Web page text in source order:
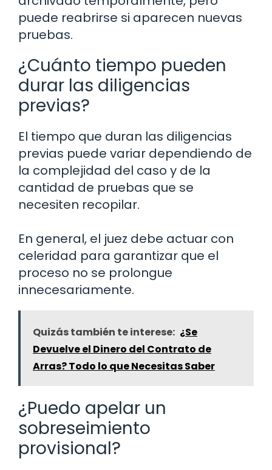
puede reabrirse si aparecen nuevas
pruebas.
¿Cuánto tiempo pueden
durar las diligencias
previas?
El tiempo que duran las diligencias
previas puede variar dependiendo de
la complejidad del caso y de la
cantidad de pruebas que se
necesiten recopilar.
En general, el juez debe actuar con
celeridad para garantizar que el
proceso no se prolongue
innecesariamente.
Quizás también te interese: ¿Se
Devuelve el Dinero del Contrato de
Arras? Todo lo que Necesitas Saber
¿Puedo apelar un
sobreseimiento
provisional?